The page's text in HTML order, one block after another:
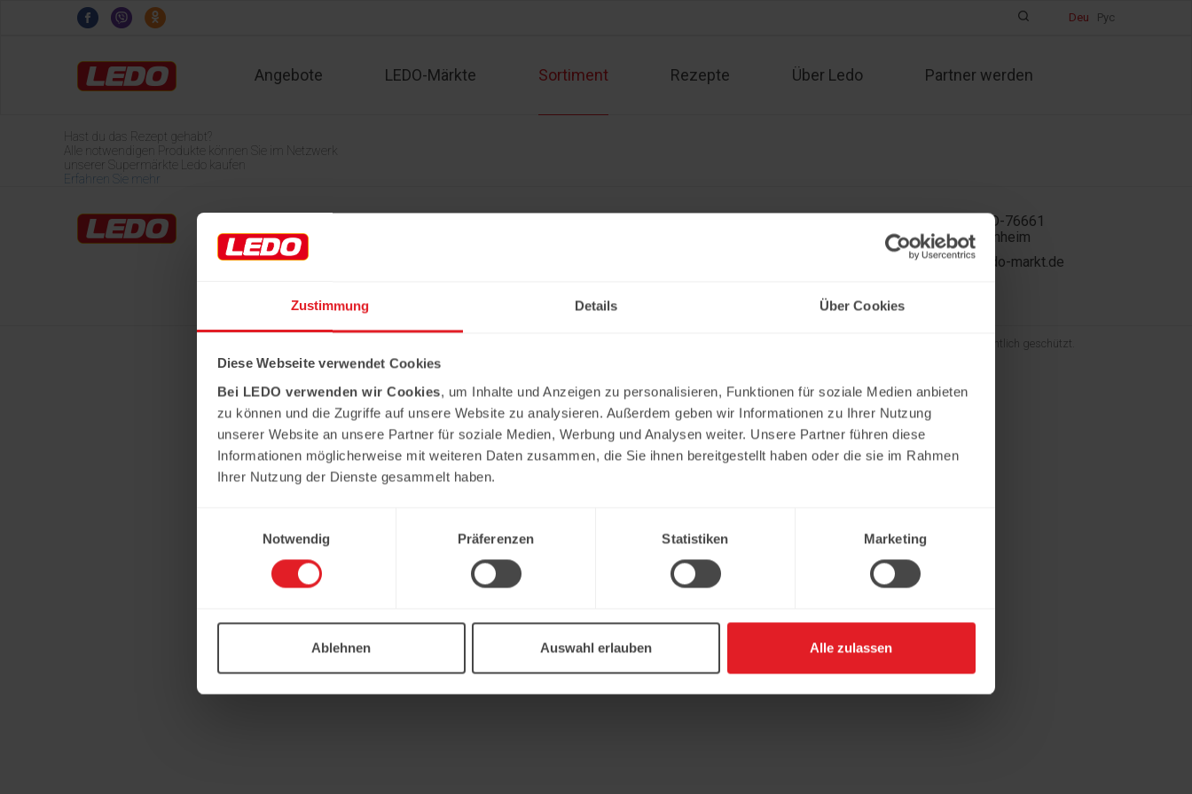
Zustimmung Details Über Cookies
Diese Webseite verwendet Cookies
Bei LEDO verwenden wir Cookies, um Inhalte und Anzeigen zu personalisieren, Funktionen für soziale Medien anbieten
zu können und die Zugriffe auf unsere Website zu analysieren. Außerdem geben wir Informationen zu Ihrer Nutzung
unserer Website an unsere Partner für soziale Medien, Werbung und Analysen weiter. Unsere Partner führen diese
Informationen möglicherweise mit weiteren Daten zusammen, die Sie ihnen bereitgestellt haben oder die sie im Rahmen
Ihrer Nutzung der Dienste gesammelt haben.
Notwendig
Präferenzen Statistiken Marketing
Ablehnen Auswahl erlauben Alle zulassen
Deu Рус
Angebote LEDO-Märkte Sortiment Rezepte Über Ledo Partner werden
Hast du das Rezept gehabt?
Alle notwendigen Produkte können Sie im Netzwerk
unserer Supermärkte Ledo kaufen
Erfahren Sie mehr
LEDO-Märkte
Über Ledo
In der Kühweid 2a D-76661
Philippsburg-Huttenheim
ledo.informiert@ledo-markt.de
Copyright © 2026 Ledo. Diese Webseite und der gesamte Inhalt sind urheberrechtlich geschützt.